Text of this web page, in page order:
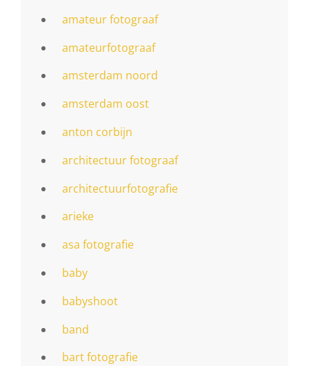
amateur fotograaf
amateurfotograaf
amsterdam noord
amsterdam oost
anton corbijn
architectuur fotograaf
architectuurfotografie
arieke
asa fotografie
baby
babyshoot
band
bart fotografie